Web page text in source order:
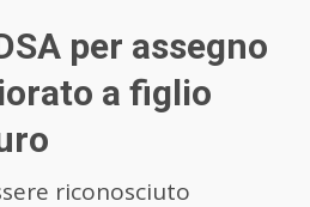
per assegno
a figlio
riconosciuto